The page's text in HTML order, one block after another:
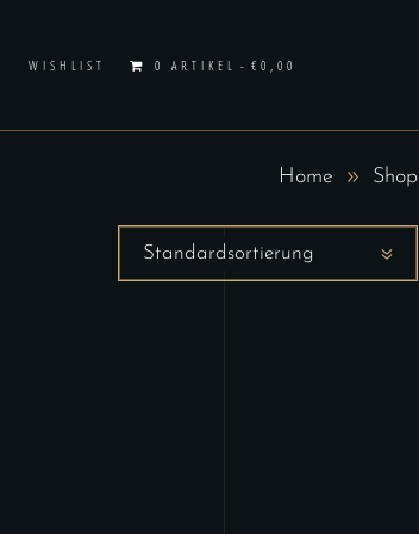
WISHLIST 0 ARTIKEL €0,00
Noch keine Produkte im Warenkorb.
Home Shop
Standardsortierung